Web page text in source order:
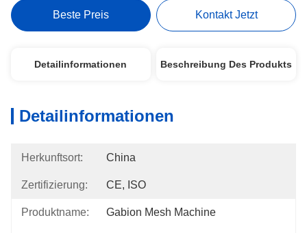
Beste Preis Kontakt Jetzt
Detailinformationen Beschreibung Des Produkts
Detailinformationen
Herkunftsort: China
Zertifizierung: CE, ISO
Produktname: Gabion Mesh Machine